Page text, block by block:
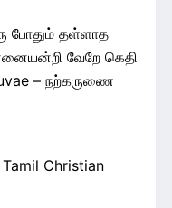
போதும் தள்ளாத
வேறே கெதி
– நற்கருணை
Tamil Christian